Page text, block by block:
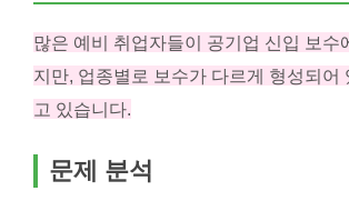
많은 예비 취업자들이 공기업 신입 보수
지만, 업종별로 보수가 다르게 형성되어
고 있습니다.
문제 분석